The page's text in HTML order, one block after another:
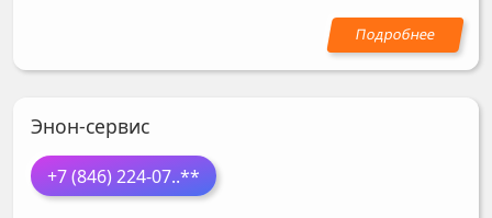
Энон-сервис
+7 (846) 224-07..**